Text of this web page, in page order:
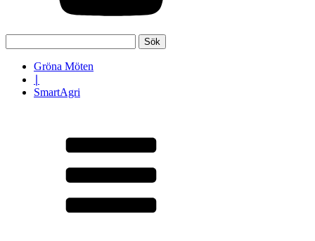
efter:
Gröna Möten
SmartAgri